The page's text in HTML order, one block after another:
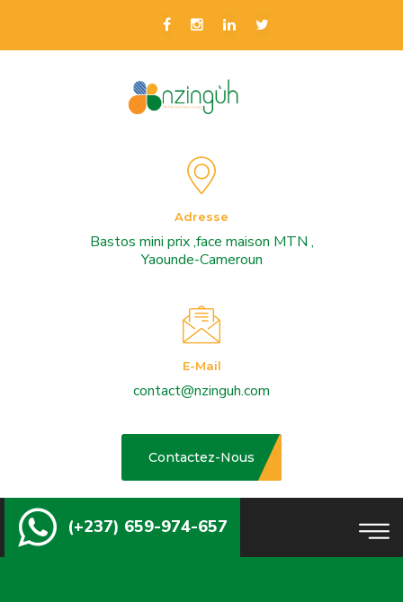
Adresse
Bastos mini prix ,face maison MTN ,
Yaounde-Cameroun
E-Mail
contact@nzinguh.com
Contactez-Nous
(+237) 659-974-657